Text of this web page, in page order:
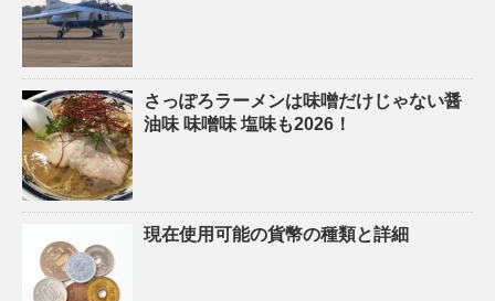
さっぽろラーメンは味噌だけじゃない醤
油味 味噌味 塩味も2026！
現在使用可能の貨幣の種類と詳細